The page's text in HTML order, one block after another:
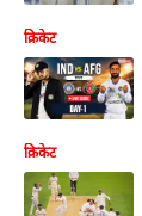
क्रिकेट
क्रिकेट